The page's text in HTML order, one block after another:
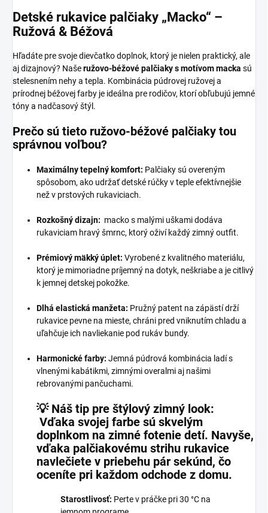
Detské rukavice palčiaky „Macko“ –
Ružová & Béžová
Hľadáte pre svoje dievčatko doplnok, ktorý je nielen praktický, ale
aj dizajnový? Našeružovo-béžové palčiaky s motívom macka sú
stelesnením nehy a tepla. Kombinácia púdrovej ružovej a
prírodnej béžovej farby je ideálna pre rodičov, ktorí obľubujú jemné
tóny a nadčasový štýl.
Prečo sú tieto ružovo-béžové palčiaky tou
správnou voľbou?
Maximálny tepelný komfort: Palčiaky sú overeným
spôsobom, ako udržať detské rúčky v teple efektívnejšie
než v prstových rukaviciach.
Rozkošný dizajn: macko s malými uškami dodáva
rukaviciam hravý šmrnc, ktorý oživí každý zimný outfit.
Prémiový mäkký úplet: Vyrobené z kvalitného materiálu,
ktorý je mimoriadne príjemný na dotyk, neškriabe a je citlivý
k jemnej detskej pokožke.
Dlhá elastická manžeta: Pružný patent na zápästí drží
rukavice pevne na mieste, chráni pred vniknutím chladu a
uľahčuje ich navliekanie pod rukáv bundy.
Harmonické farby: Jemná púdrová kombinácia ladí s
vlnenými kabátikmi, zimnými overalmi aj našimi
rebrovanými pančuchami.
💡 Náš tip pre štýlový zimný look:
Vďaka svojej farbe sú skvelým
doplnkom na zimné fotenie detí. Navyše,
vďaka palčiakovému strihu rukavice
navlečiete v priebehu pár sekúnd, čo
oceníte pri každom odchode z domu.
Starostlivosť: Perte v práčke pri 30 °C na